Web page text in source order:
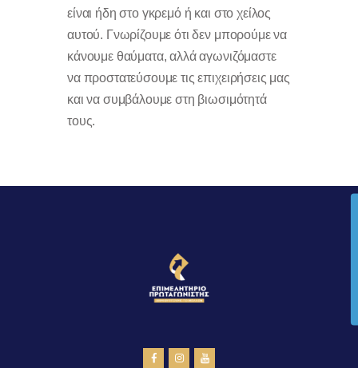
είναι ήδη στο γκρεμό ή και στο χείλος
αυτού. Γνωρίζουμε ότι δεν μπορούμε να
κάνουμε θαύματα, αλλά αγωνιζόμαστε
να προστατεύσουμε τις επιχειρήσεις μας
και να συμβάλουμε στη βιωσιμότητά
τους.